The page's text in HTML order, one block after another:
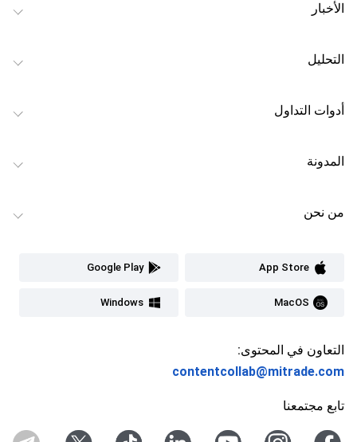
الأخبار
التحليل
أدوات التداول
المدونة
من نحن
App Store
Google Play
MacOS
Windows
التعاون في المحتوى:
contentcollab@mitrade.com
تابع مجتمعنا